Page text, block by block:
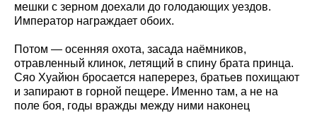
мешки с зерном доехали до голодающих уездов.
Император награждает обоих.
Потом — осенняя охота, засада наёмников,
отравленный клинок, летящий в спину брата принца.
Сяо Хуайюн бросается наперерез, братьев похищают
и запирают в горной пещере. Именно там, а не на
поле боя, годы вражды между ними наконец